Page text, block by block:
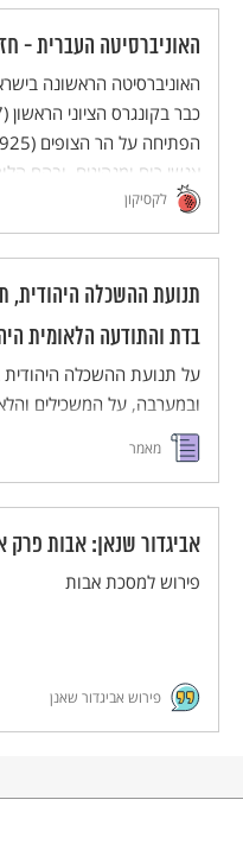
האוניברסיטה העברית -
האוניברסיטה הראשונה
אנשי רוח ומנהיגים, ובהם
האמינו בייעודה כמרכז
משיכה לחוקרים יהודים מכל
לתרבות האנושית.
לקסיקון
תנועת ההשכלה היהודית,
בדת והתודעה הלאומית
על תנועת ההשכלה היהודית
ובמערבה, על המשכילים
תנועת הרפורמה בדת.
מאמר
אביגדור שנאן: אבות
פירוש למסכת אבות
פירוש אביגדור שאנן